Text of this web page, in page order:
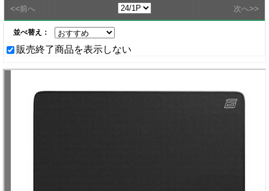
<<前へ 次へ>>
並べ替え：
販売終了商品を表示しない